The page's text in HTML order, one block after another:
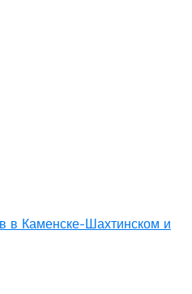
в Каменске-Шахтинском и